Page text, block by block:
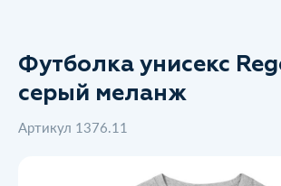
Футболка унисекс
серый меланж
Артикул 1376.11